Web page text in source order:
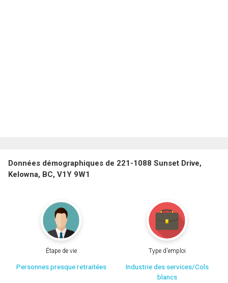
Données démographiques de 221-1088 Sunset Drive,
Kelowna, BC, V1Y 9W1
Étape de vie
Personnes presque retraitées
Type d'emploi
Industrie des services/Cols
blancs